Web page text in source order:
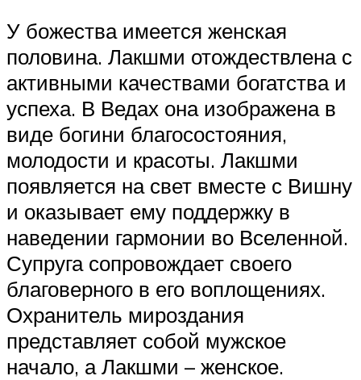
У божества имеется женская
половина. Лакшми отождествлена с
активными качествами богатства и
успеха. В Ведах она изображена в
виде богини благосостояния,
молодости и красоты. Лакшми
появляется на свет вместе с Вишну
и оказывает ему поддержку в
наведении гармонии во Вселенной.
Супруга сопровождает своего
благоверного в его воплощениях.
Охранитель мироздания
представляет собой мужское
начало, а Лакшми – женское.